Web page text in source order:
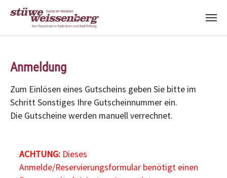
Anmeldung
Zum Einlösen eines Gutscheins geben Sie bitte im
Schritt Sonstiges Ihre Gutscheinnummer ein.
Die Gutscheine werden manuell verrechnet.
ACHTUNG:Dieses
Anmelde/Reservierungsformular benötigt einen